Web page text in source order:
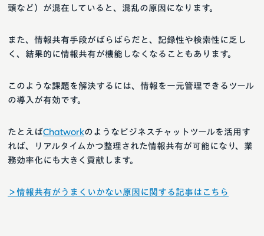
頭など）が混在していると、混乱の原因になります。
また、情報共有手段がばらばらだと、記録性や検索性に乏し
く、結果的に情報共有が機能しなくなることもあります。
このような課題を解決するには、情報を一元管理できるツール
の導入が有効です。
たとえばChatworkのようなビジネスチャットツールを活用す
れば、リアルタイムかつ整理された情報共有が可能になり、業
務効率化にも大きく貢献します。
＞情報共有がうまくいかない原因に関する記事はこちら